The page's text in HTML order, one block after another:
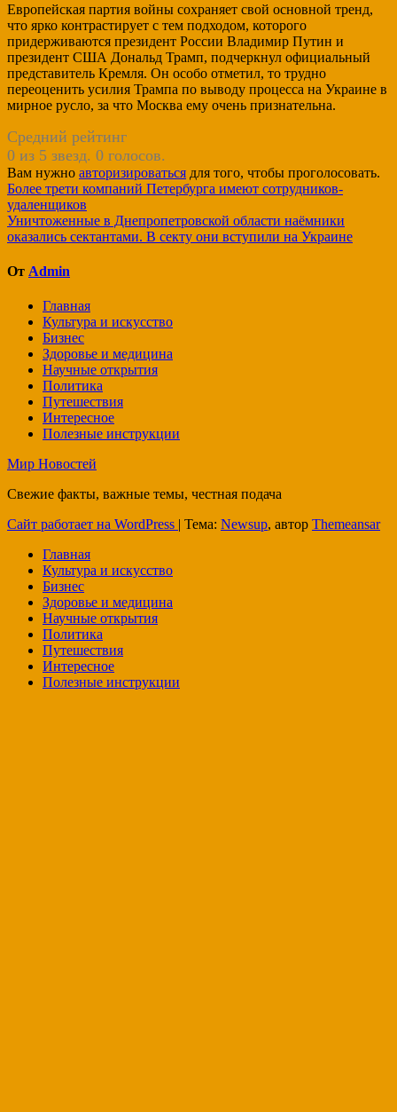
Европейская партия войны сохраняет свой основной тренд,
что ярко контрастирует с тем подходом, которого
придерживаются президент России Владимир Путин и
президент США Дональд Трамп, подчеркнул официальный
представитель Кремля. Он особо отметил, то трудно
переоценить усилия Трампа по выводу процесса на Украине в
мирное русло, за что Москва ему очень признательна.
Средний рейтинг
0 из 5 звезд. 0 голосов.
Вам нужно авторизироваться для того, чтобы проголосовать.
Навигация
по
записям
Более трети компаний Петербурга имеют сотрудников-
удаленщиков
Уничтоженные в Днепропетровской области наёмники
оказались сектантами. В секту они вступили на Украине
От Admin
Главная
Культура и искусство
Бизнес
Здоровье и медицина
Научные открытия
Политика
Путешествия
Интересное
Полезные инструкции
Мир Новостей
Свежие факты, важные темы, честная подача
Сайт работает на WordPress | Тема: Newsup, автор Themeansar
Главная
Культура и искусство
Бизнес
Здоровье и медицина
Научные открытия
Политика
Путешествия
Интересное
Полезные инструкции